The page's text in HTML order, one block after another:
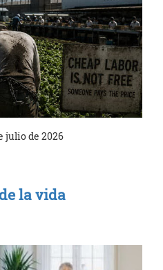
julio de 2026
la vida